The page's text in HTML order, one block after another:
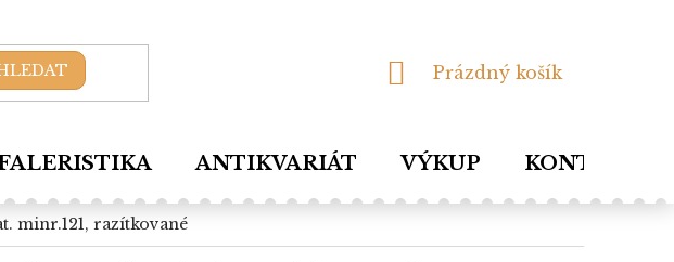
NÁKUPNÍ
Prázdný košík
ANTIKVARIÁT VÝKUP KONTAKTY
minr.121, razítkované